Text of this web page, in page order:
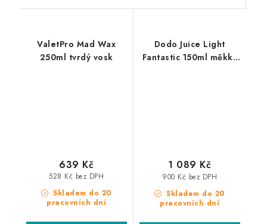
ValetPro Mad Wax
250ml tvrdý vosk
Skladem do 20
pracovních dní
528 Kč bez DPH
639 Kč
Dodo Juice Light
Fantastic 150ml měkký
Skladem do 20
pracovních dní
900 Kč bez DPH
1 089 Kč